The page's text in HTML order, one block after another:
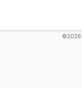
©2026